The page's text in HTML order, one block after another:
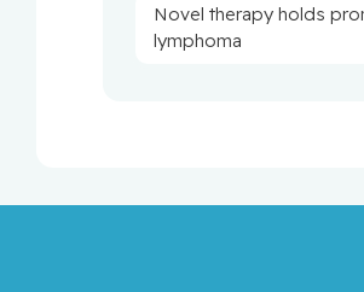
Novel therapy holds
lymphoma